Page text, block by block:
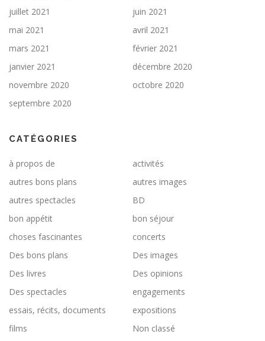
juillet 2021
juin 2021
mai 2021
avril 2021
mars 2021
février 2021
janvier 2021
décembre 2020
novembre 2020
octobre 2020
septembre 2020
CATÉGORIES
à propos de
activités
autres bons plans
autres images
autres spectacles
BD
bon appétit
bon séjour
choses fascinantes
concerts
Des bons plans
Des images
Des livres
Des opinions
Des spectacles
engagements
essais, récits, documents
expositions
films
Non classé